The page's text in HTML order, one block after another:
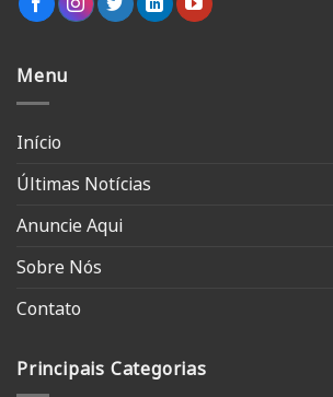
Menu
Início
Últimas Notícias
Anuncie Aqui
Sobre Nós
Contato
Principais Categorias